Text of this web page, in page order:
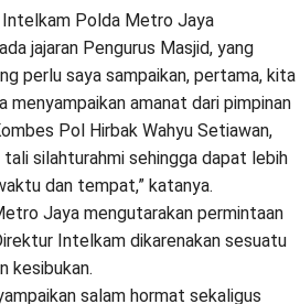
Intelkam Polda Metro Jaya
jajaran Pengurus Masjid, yang
perlu saya sampaikan, pertama, kita
menyampaikan amanat dari pimpinan
Pol Hirbak Wahyu Setiawan,
silahturahmi sehingga dapat lebih
dan tempat,” katanya.
Jaya mengutarakan permintaan
Intelkam dikarenakan sesuatu
kesibukan.
salam hormat sekaligus